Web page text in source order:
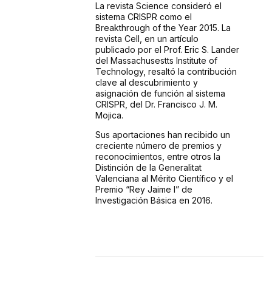
La revista Science consideró el
sistema CRISPR como el
Breakthrough of the Year 2015. La
revista Cell, en un artículo
publicado por el Prof. Eric S. Lander
del Massachusestts Institute of
Technology, resaltó la contribución
clave al descubrimiento y
asignación de función al sistema
CRISPR, del Dr. Francisco J. M.
Mojica.
Sus aportaciones han recibido un
creciente número de premios y
reconocimientos, entre otros la
Distinción de la Generalitat
Valenciana al Mérito Científico y el
Premio “Rey Jaime I” de
Investigación Básica en 2016.